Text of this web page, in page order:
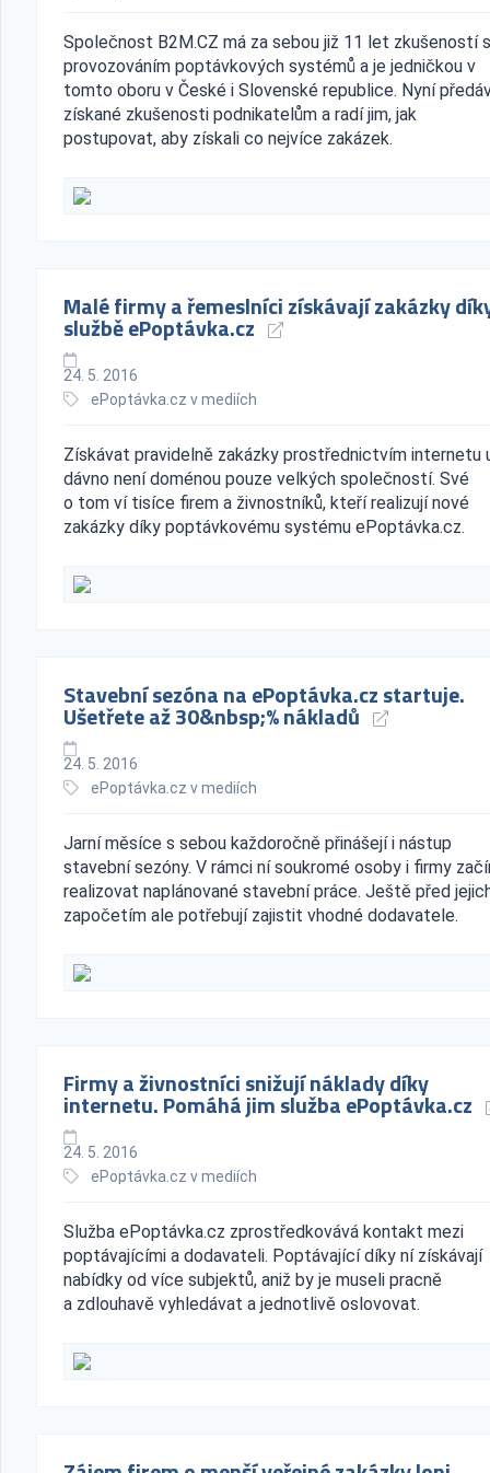
Společnost B2M.CZ má za sebou již 11 let zkušeností s
provozováním poptávkových systémů a je jedničkou v
tomto oboru v České i Slovenské republice. Nyní
získané zkušenosti podnikatelům a radí jim, jak
postupovat, aby získali co nejvíce zakázek.
Malé firmy a řemeslníci získávají zakázky
službě ePoptávka.cz
24. 5. 2016
ePoptávka.cz v mediích
Získávat pravidelně zakázky prostřednictvím internetu
dávno není doménou pouze velkých společností. Své
o tom ví tisíce firem a živnostníků, kteří realizují nové
zakázky díky poptávkovému systému ePoptávka.cz.
Stavební sezóna na ePoptávka.cz startuje.
Ušetřete až 30&nbsp;% nákladů
24. 5. 2016
ePoptávka.cz v mediích
Jarní měsíce s sebou každoročně přinášejí i nástup
stavební sezóny. V rámci ní soukromé osoby i firmy
realizovat naplánované stavební práce. Ještě před
započetím ale potřebují zajistit vhodné dodavatele.
Firmy a živnostníci snižují náklady díky
internetu. Pomáhá jim služba ePoptávka.cz
24. 5. 2016
ePoptávka.cz v mediích
Služba ePoptávka.cz zprostředkovává kontakt mezi
poptávajícími a dodavateli. Poptávající díky ní získávají
nabídky od více subjektů, aniž by je museli pracně
a zdlouhavě vyhledávat a jednotlivě oslovovat.